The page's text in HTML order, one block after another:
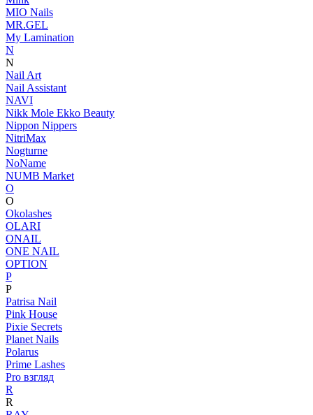
MIO Nails
MR.GEL
My Lamination
N
N
Nail Art
Nail Assistant
NAVI
Nikk Mole Ekko Beauty
Nippon Nippers
NitriMax
Nogturne
NoName
NUMB Market
O
O
Okolashes
OLARI
ONAIL
ONE NAIL
OPTION
P
P
Patrisa Nail
Pink House
Pixie Secrets
Planet Nails
Polarus
Prime Lashes
Pro взгляд
R
R